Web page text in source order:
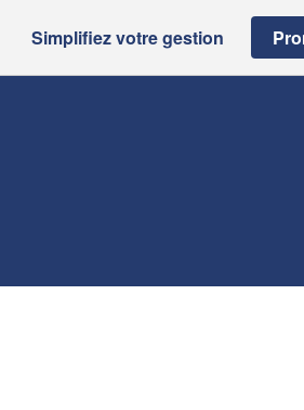
Simplifiez votre gestion